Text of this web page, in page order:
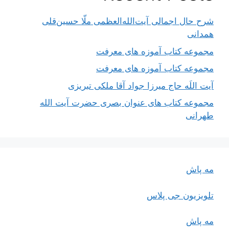
شرح حال اجمالی آیت‌الله‌العظمی ملّا حسین‌قلی
همدانی
مجموعه کتاب آموزه های معرفت
مجموعه کتاب آموزه های معرفت
آیت اللَه حاج میرزا جواد آقا ملکی تبریزی
مجموعه کتاب های عنوان بصری حضرت آیت الله
طهرانی
مه پاش
تلویزیون جی پلاس
مه پاش